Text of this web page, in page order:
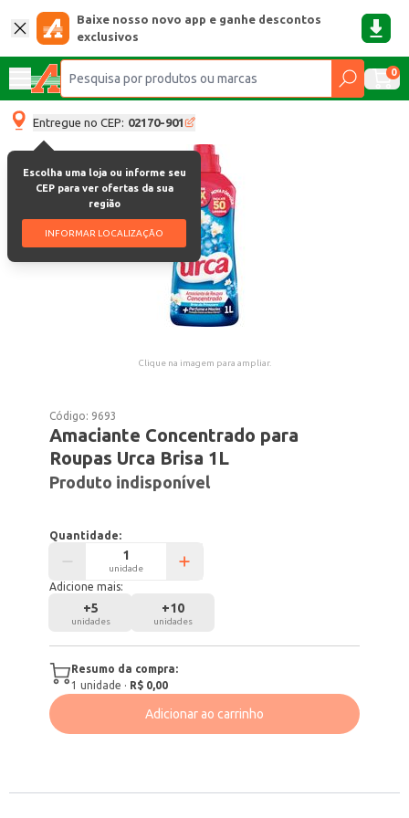
Baixe nosso novo app e ganhe descontos
exclusivos
0
Entregue no CEP: 02170-901
Escolha uma loja ou informe seu
CEP para ver ofertas da sua
região
INFORMAR LOCALIZAÇÃO
Clique na imagem para ampliar.
Código: 9693
Amaciante Concentrado para
Roupas Urca Brisa 1L
Produto indisponível
Quantidade:
unidade
Adicione mais:
+5
unidades
+10
unidades
Resumo da compra:
1 unidade · R$ 0,00
Adicionar ao carrinho